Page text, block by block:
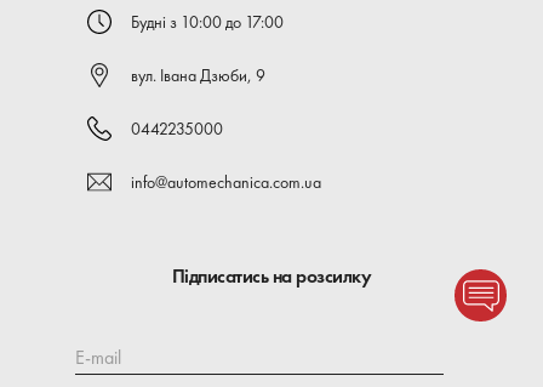
Будні з 10:00 до 17:00
вул. Івана Дзюби, 9
0442235000
info@automechanica.com.ua
Підписатись на розсилку
E-mail